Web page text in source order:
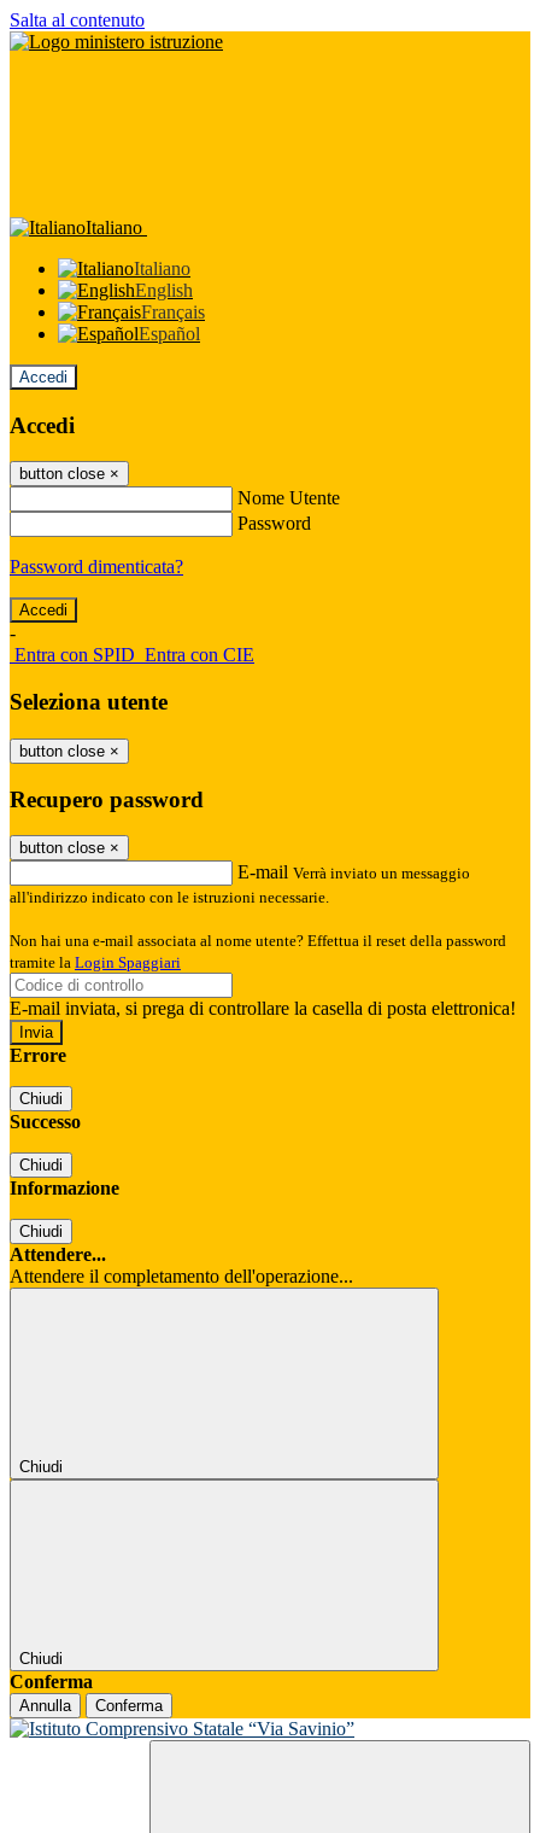
Salta al contenuto
Italiano
Italiano
English
Français
Español
Accedi
Accedi
button close ×
Nome Utente
Password
Password dimenticata?
-
Entra con SPID Entra con CIE
Seleziona utente
button close ×
Recupero password
button close ×
E-mail Verrà inviato un messaggio
all'indirizzo indicato con le istruzioni necessarie.
Non hai una e-mail associata al nome utente? Effettua il reset della password
tramite la Login Spaggiari
E-mail inviata, si prega di controllare la casella di posta elettronica!
Errore
Chiudi
Successo
Chiudi
Informazione
Chiudi
Attendere...
Attendere il completamento dell'operazione...
Chiudi
Chiudi
Conferma
Annulla Conferma